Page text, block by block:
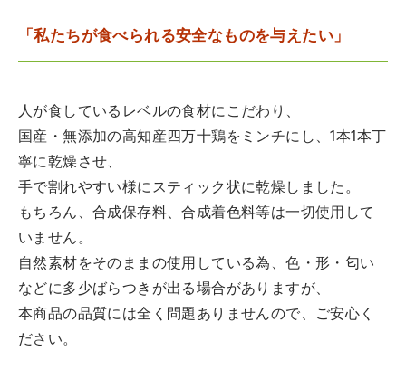
「私たちが食べられる安全なものを与えたい」
人が食しているレベルの食材にこだわり、
国産・無添加の高知産四万十鶏をミンチにし、1本1本丁
寧に乾燥させ、
手で割れやすい様にスティック状に乾燥しました。
もちろん、合成保存料、合成着色料等は一切使用して
いません。
自然素材をそのままの使用している為、色・形・匂い
などに多少ばらつきが出る場合がありますが、
本商品の品質には全く問題ありませんので、ご安心く
ださい。